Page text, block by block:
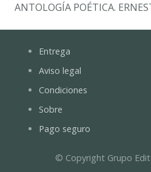
ANTOLOGÍA POÉTICA.
Entrega
Aviso legal
Condiciones
Sobre
Pago seguro
© Copyright Grupo